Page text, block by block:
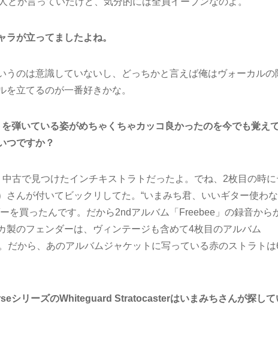
が立ってましたよね。
うのは意識していないし、どっちかと言えば俺はヴォーカルの
立てるのが一番好きかな。
弾いている姿がめちゃくちゃカッコ良かったのを今でも覚え
つですか？
古で見つけたインチキストラトだったよ。でね、2枚目の時に
んが付いてビックリしてた。“いまみち君、いいギター使わ
を買ったんです。だから2ndアルバム「Freebee」の録音から
のフェンダーは、ヴィンテージも含めて4枚目のアルバム
だから、あのアルバムジャケットに写っている赤のストラトは
シリーズのWhiteguard Stratocasterはいまみちさんが探して